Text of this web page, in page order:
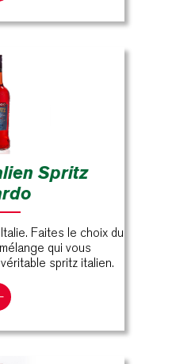
Spritz
Faites le choix du
qui vous
spritz italien.